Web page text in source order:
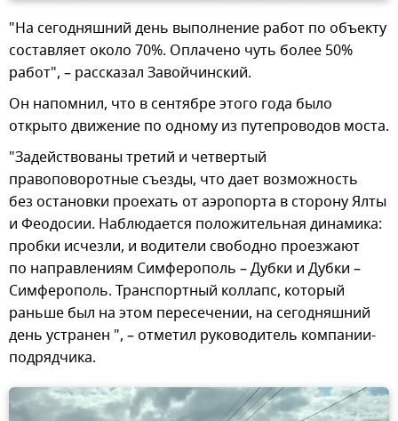
"На сегодняшний день выполнение работ по объекту
составляет около 70%. Оплачено чуть более 50%
работ", – рассказал Завойчинский.
Он напомнил, что в сентябре этого года было
открыто движение по одному из путепроводов моста.
"Задействованы третий и четвертый
правоповоротные съезды, что дает возможность
без остановки проехать от аэропорта в сторону Ялты
и Феодосии. Наблюдается положительная динамика:
пробки исчезли, и водители свободно проезжают
по направлениям Симферополь – Дубки и Дубки –
Симферополь. Транспортный коллапс, который
раньше был на этом пересечении, на сегодняшний
день устранен ", – отметил руководитель компании-
подрядчика.